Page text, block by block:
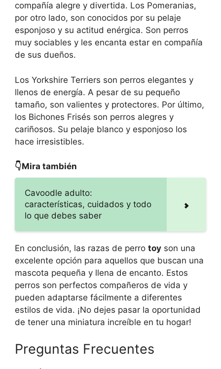
compañía alegre y divertida. Los Pomeranias,
por otro lado, son conocidos por su pelaje
esponjoso y su actitud enérgica. Son perros
muy sociables y les encanta estar en compañía
de sus dueños.
Los Yorkshire Terriers son perros elegantes y
llenos de energía. A pesar de su pequeño
tamaño, son valientes y protectores. Por último,
los Bichones Frisés son perros alegres y
cariñosos. Su pelaje blanco y esponjoso los
hace irresistibles.
👇Mira también
Cavoodle adulto:
características, cuidados y todo
lo que debes saber
En conclusión, las razas de perro toy son una
excelente opción para aquellos que buscan una
mascota pequeña y llena de encanto. Estos
perros son perfectos compañeros de vida y
pueden adaptarse fácilmente a diferentes
estilos de vida. ¡No dejes pasar la oportunidad
de tener una miniatura increíble en tu hogar!
Preguntas Frecuentes